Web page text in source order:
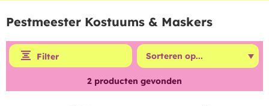
Pestmeester Kostuums & Maskers
Filter
2 producten gevonden